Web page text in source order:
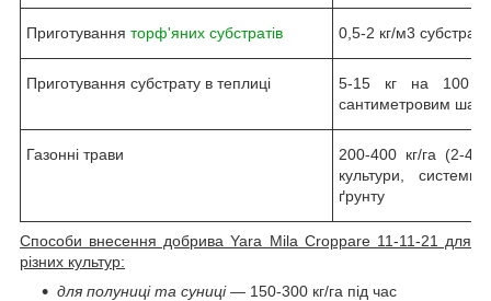
Приготування торф'яних субстратів 0,5-2 кг/м3 субстрата
Приготування субстрату в теплиці
5-15 кг на 100
сантиметровим
Газонні трави
200-400 кг/га (2-4
культури,
ґрунту
Способи внесення добрива Yara Mila Croppare 11-11-21 для
різних культур:
для полуниці та суниці— 150-300 кг/га під час